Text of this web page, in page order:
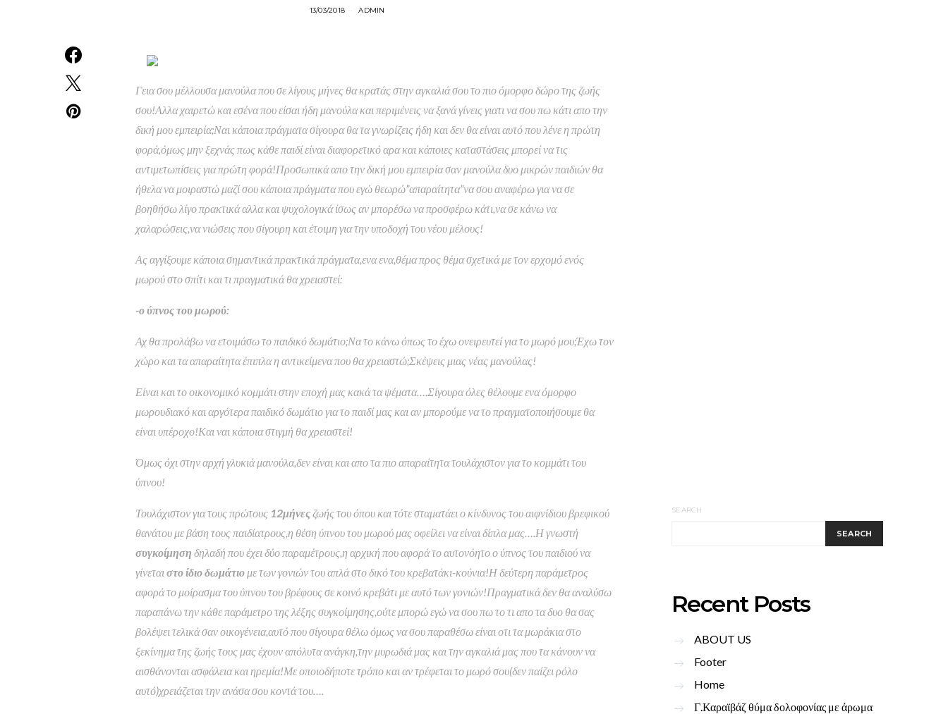
13/03/2018 ADMIN
Γεια σου μέλλουσα μανούλα που σε λίγους μήνες θα κρατάς στην αγκαλιά σου το πιο όμορφο δώρο της ζωής
σου!Αλλα χαιρετώ και εσένα που είσαι ήδη μανούλα και περιμένεις να ξανά γίνεις γιατι να σου πω κάτι απο την
δική μου εμπειρία;Ναι κάποια πράγματα σίγουρα θα τα γνωρίζεις ήδη και δεν θα είναι αυτό που λένε η πρώτη
φορά,όμως μην ξεχνάς πως κάθε παιδί είναι διαφορετικό αρα και κάποιες καταστάσεις μπορεί να τις
αντιμετωπίσεις για πρώτη φορά!Προσωπικά απο την δική μου εμπειρία σαν μανούλα δυο μικρών παιδιών θα
ήθελα να μοιραστώ μαζί σου κάποια πράγματα που εγώ θεωρώ”απαραίτητα”να σου αναφέρω για να σε
βοηθήσω λίγο πρακτικά αλλα και ψυχολογικά ίσως αν μπορέσω να προσφέρω κάτι,να σε κάνω να
χαλαρώσεις,να νιώσεις που σίγουρη και έτοιμη για την υποδοχή του νέου μέλους!
Ας αγγίξουμε κάποια σημαντικά πρακτικά πράγματα,ενα ενα,θέμα προς θέμα σχετικά με τον ερχομό ενός
μωρού στο σπίτι και τι πραγματικά θα χρειαστεί:
-ο ύπνος του μωρού:
Αχ θα προλάβω να ετοιμάσω το παιδικό δωμάτιο;Να το κάνω όπως το έχω ονειρευτεί για το μωρό μου;Έχω τον
χώρο και τα απαραίτητα έπιπλα η αντικείμενα που θα χρειαστώ;Σκέψεις μιας νέας μανούλας!
Είναι και το οικονομικό κομμάτι στην εποχή μας κακά τα ψέματα….Σίγουρα όλες θέλουμε ενα όμορφο
μωρουδιακό και αργότερα παιδικό δωμάτιο για το παιδί μας και αν μπορούμε να το πραγματοποιήσουμε θα
είναι υπέροχο!Και ναι κάποια στιγμή θα χρειαστεί!
Όμως όχι στην αρχή γλυκιά μανούλα,δεν είναι και απο τα πιο απαραίτητα τουλάχιστον για το κομμάτι του
ύπνου!
Τουλάχιστον για τους πρώτους 12μήνεςζωής του όπου και τότε σταματάει ο κίνδυνος του αιφνίδιου βρεφικού
θανάτου με βάση τους παιδίατρους,η θέση ύπνου του μωρού μας οφείλει να είναι δίπλα μας….Η γνωστή
συγκοίμηση δηλαδή που έχει δύο παραμέτρους,η αρχική που αφορά το αυτονόητο ο ύπνος του παιδιού να
γίνεταιστο ίδιο δωμάτιο μετων γονιών του απλά στο δικό του κρεβατάκι-κούνια!Η δεύτερη παράμετρος
αφορά το μοίρασμα του ύπνου του βρέφους σε κοινό κρεβάτι με αυτό των γονιών!Πραγματικά δεν θα αναλύσω
παραπάνω την κάθε παράμετρο της λέξης συγκοίμησης,ούτε μπορώ εγώ να σου πω το τι απο τα δυο θα σας
βολέψει τελικά σαν οικογένεια,αυτό που σίγουρα θέλω όμως να σου παραθέσω είναι οτι τα μωράκια στο
ξεκίνημα της ζωής τους μας έχουν απόλυτα ανάγκη,την μυρωδιά μας και την αγκαλιά μας που τα κάνουν να
αισθάνονται ασφάλεια και ηρεμία!Με οποιοδήποτε τρόπο και αν τρέφεται το μωρό σου(δεν παίζει ρόλο
αυτό)χρειάζεται την ανάσα σου κοντά του….
SEARCH
SEARCH
Recent Posts
ABOUT US
Footer
Home
Γ.Καραϊβάζ θύμα δολοφονίας με άρωμα